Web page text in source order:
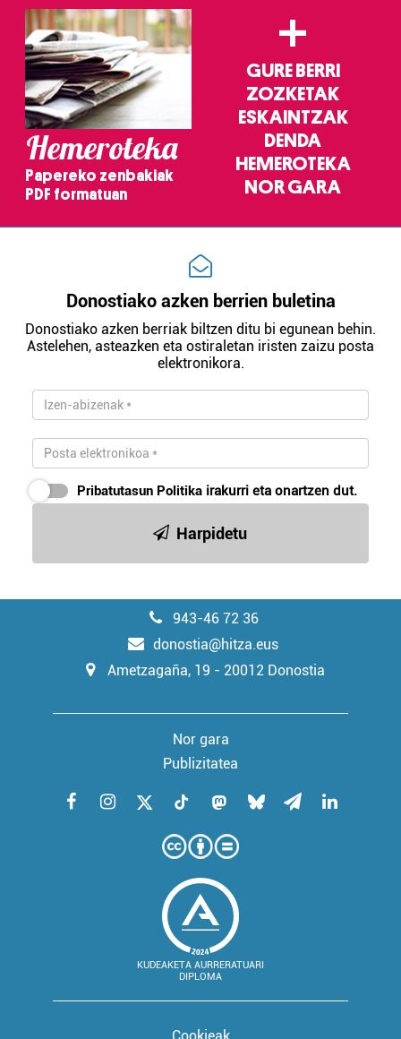
Hemeroteka
Papereko zenbakiak
PDF formatuan
+
GURE BERRI
ZOZKETAK
ESKAINTZAK
DENDA
HEMEROTEKA
NOR GARA
Donostiako azken berrien buletina
Donostiako azken berriak biltzen ditu bi egunean behin.
Astelehen, asteazken eta ostiraletan iristen zaizu posta
elektronikora.
Pribatutasun Politika irakurri eta onartzen dut.
Harpidetu
943-46 72 36
donostia@hitza.eus
Ametzagaña, 19 - 20012 Donostia
Nor gara
Publizitatea
KUDEAKETA AURRERATUARI
DIPLOMA